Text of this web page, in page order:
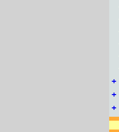
+
+
+